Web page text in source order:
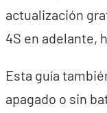
actualización
4S en adelante,
Esta guía
apagado o sin